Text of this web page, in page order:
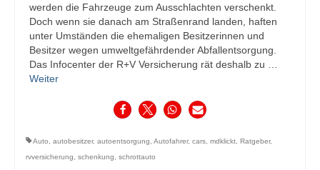
werden die Fahrzeuge zum Ausschlachten verschenkt.
Doch wenn sie danach am Straßenrand landen, haften
unter Umständen die ehemaligen Besitzerinnen und
Besitzer wegen umweltgefährdender Abfallentsorgung.
Das Infocenter der R+V Versicherung rät deshalb zu …
Weiter
Auto, autobesitzer, autoentsorgung, Autofahrer, cars, mdklickt, Ratgeber,
rvversicherung, schenkung, schrottauto